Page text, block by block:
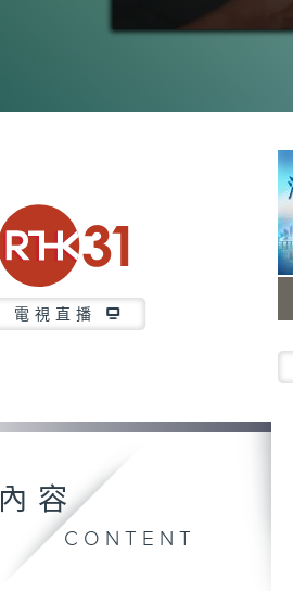
0
電視直播
內容
CONTENT